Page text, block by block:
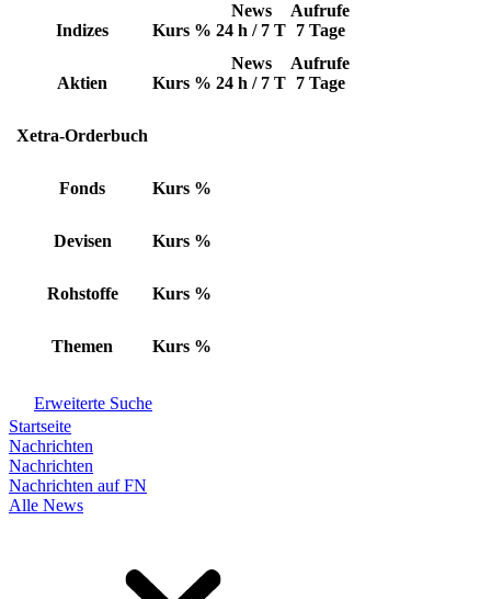
Indizes Kurs %
News
24 h / 7 T
Aufrufe
7 Tage
Aktien Kurs %
News
24 h / 7 T
Aufrufe
7 Tage
Xetra-Orderbuch
Fonds Kurs %
Devisen Kurs %
Rohstoffe Kurs %
Themen Kurs %
Erweiterte Suche
Startseite
Nachrichten
Nachrichten
Nachrichten auf FN
Alle News